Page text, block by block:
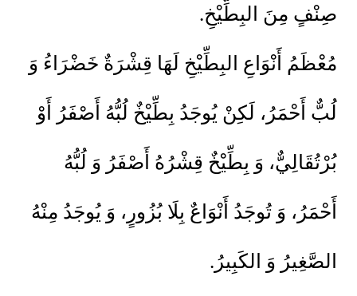
صِنْفٍ مِنَ البِطِّيْخِ.
مُعْظَمُ أَنْوَاعِ البِطِّيْخِ لَهَا قِشْرَةٌ خَضْرَاءُ وَ
لُبٌّ أَحْمَرُ، لَكِنْ يُوجَدُ بِطِّيْخٌ لُبُّهُ أَصْفَرُ أَوْ
بُرْتُقَالِيٌّ، وَ بِطِّيْخٌ قِشْرُهُ أَصْفَرُ وَ لُبُّهُ
أَحْمَرُ، وَ تُوجَدُ أَنْوَاعٌ بِلَا بُزُورٍ، وَ يُوجَدُ مِنْهُ
الصَّغِيرُ وَ الكَبِيرُ.